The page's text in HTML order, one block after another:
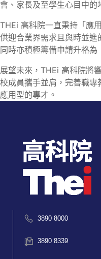
會、家長及至學生心目中的
THEi 高科院一直秉持「應
供迎合業界需求且與時並進
同時亦積極籌備申請升格為
展望未來，THEi 高科院將
校成員攜手並肩，完善職
應用型的專才。
3890 8000
3890 8339